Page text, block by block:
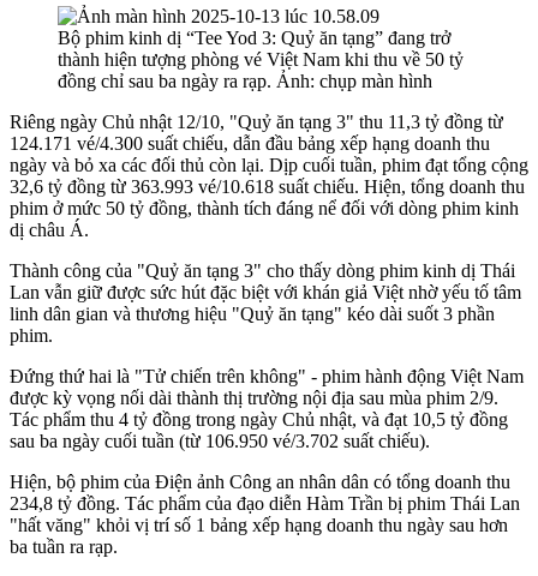
Bộ phim kinh dị “Tee Yod 3: Quỷ ăn tạng” đang trở
thành hiện tượng phòng vé Việt Nam khi thu về 50 tỷ
đồng chỉ sau ba ngày ra rạp. Ảnh: chụp màn hình
Riêng ngày Chủ nhật 12/10, "Quỷ ăn tạng 3" thu 11,3 tỷ đồng từ
124.171 vé/4.300 suất chiếu, dẫn đầu bảng xếp hạng doanh thu
ngày và bỏ xa các đối thủ còn lại. Dịp cuối tuần, phim đạt tổng cộng
32,6 tỷ đồng từ 363.993 vé/10.618 suất chiếu. Hiện, tổng doanh thu
phim ở mức 50 tỷ đồng, thành tích đáng nể đối với dòng phim kinh
dị châu Á.
Thành công của "Quỷ ăn tạng 3" cho thấy dòng phim kinh dị Thái
Lan vẫn giữ được sức hút đặc biệt với khán giả Việt nhờ yếu tố tâm
linh dân gian và thương hiệu "Quỷ ăn tạng" kéo dài suốt 3 phần
phim.
Đứng thứ hai là "Tử chiến trên không" - phim hành động Việt Nam
được kỳ vọng nối dài thành thị trường nội địa sau mùa phim 2/9.
Tác phẩm thu 4 tỷ đồng trong ngày Chủ nhật, và đạt 10,5 tỷ đồng
sau ba ngày cuối tuần (từ 106.950 vé/3.702 suất chiếu).
Hiện, bộ phim của Điện ảnh Công an nhân dân có tổng doanh thu
234,8 tỷ đồng. Tác phẩm của đạo diễn Hàm Trần bị phim Thái Lan
"hất văng" khỏi vị trí số 1 bảng xếp hạng doanh thu ngày sau hơn
ba tuần ra rạp.